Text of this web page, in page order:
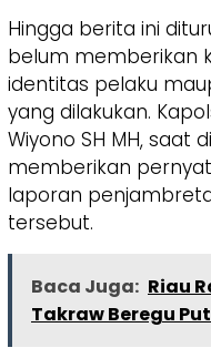
Hingga berita ini
belum memberikan
identitas pelaku
yang dilakukan.
Wiyono SH MH, saat
memberikan
laporan
tersebut.
Baca Juga: Riau
Takraw Beregu